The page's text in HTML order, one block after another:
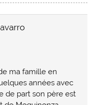
ma famille en
années avec
de part son père est